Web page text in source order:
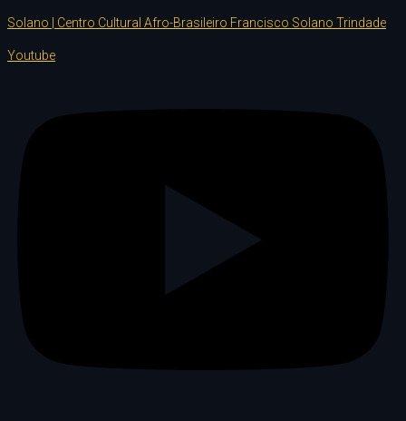
Solano | Centro Cultural Afro-Brasileiro Francisco Solano Trindade
Youtube